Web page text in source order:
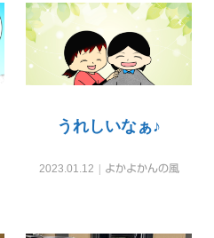
うれしいなぁ♪
2023.01.12 よかよかんの風